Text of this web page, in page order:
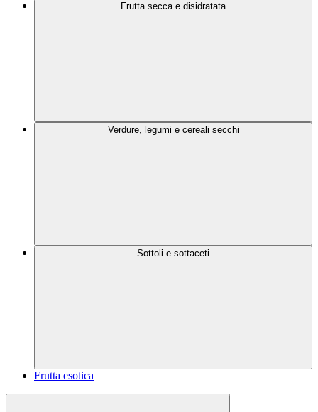
Frutta secca e disidratata
Verdure, legumi e cereali secchi
Sottoli e sottaceti
Frutta esotica